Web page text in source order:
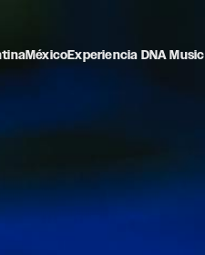
MéxicoExperiencia DNA Music